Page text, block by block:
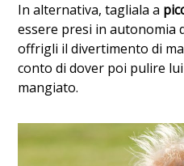
In alternativa, tagliala a
essere presi in autonomia
offrigli il divertimento di
conto di dover poi pulire
mangiato.